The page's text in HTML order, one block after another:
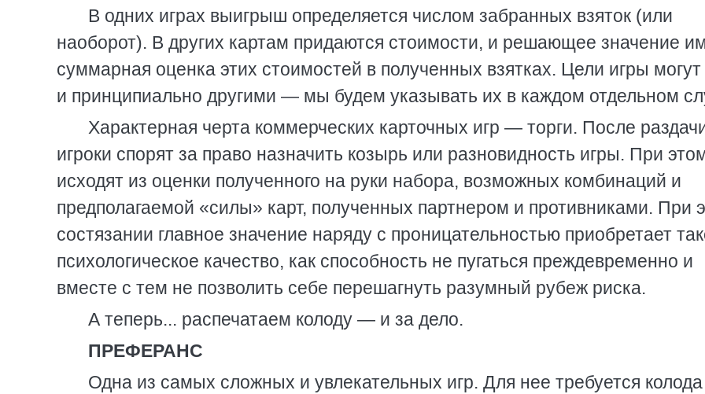
В одних играх выигрыш определяется числом забранных взяток (или
наоборот). В других картам придаются стоимости, и решающее значение
суммарная оценка этих стоимостей в полученных взятках. Цели игры
и принципиально другими — мы будем указывать их в каждом отдельном
Характерная черта коммерческих карточных игр — торги. После
игроки спорят за право назначить козырь или разновидность игры. При
исходят из оценки полученного на руки набора, возможных комбинаций и
предполагаемой «силы» карт, полученных партнером и противниками. При
состязании главное значение наряду с проницательностью приобретает
психологическое качество, как способность не пугаться преждевременно и
вместе с тем не позволить себе перешагнуть разумный рубеж риска.
А теперь... распечатаем колоду — и за дело.
ПРЕФЕРАНС
Одна из самых сложных и увлекательных игр. Для нее требуется